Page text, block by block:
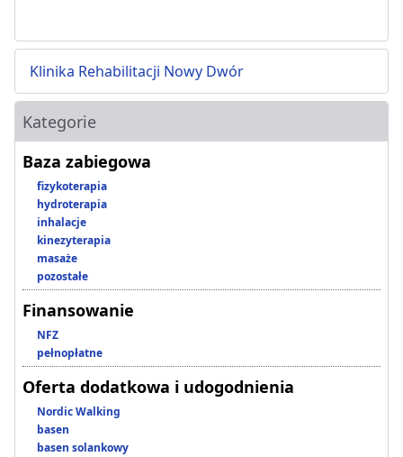
Klinika Rehabilitacji Nowy Dwór
Kategorie
Baza zabiegowa
fizykoterapia
hydroterapia
inhalacje
kinezyterapia
masaże
pozostałe
Finansowanie
NFZ
pełnopłatne
Oferta dodatkowa i udogodnienia
Nordic Walking
basen
basen solankowy